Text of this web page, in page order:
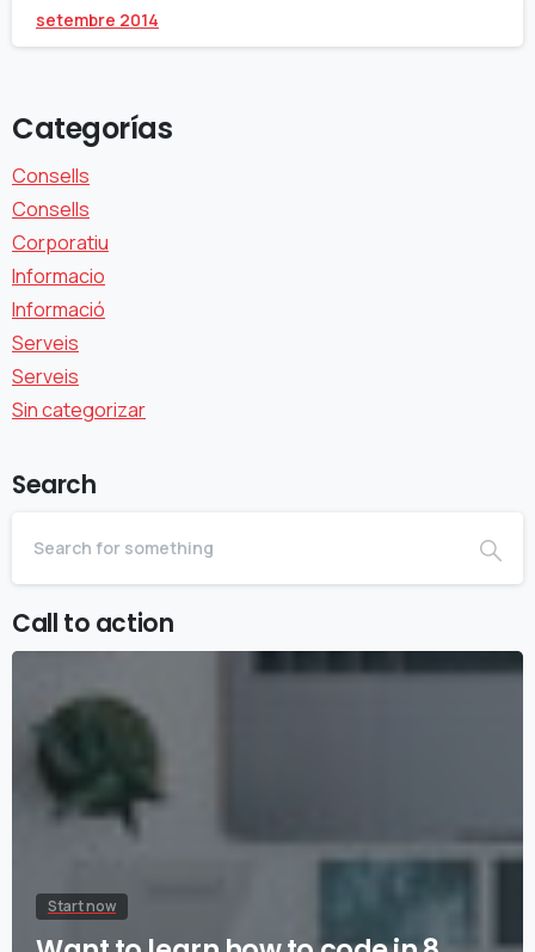
setembre 2014
Categorías
Consells
Consells
Corporatiu
Informacio
Informació
Serveis
Serveis
Sin categorizar
Search
Call to action
Start now